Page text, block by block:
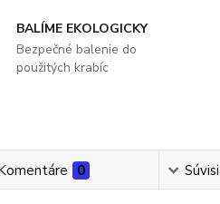
BALÍME EKOLOGICKY
Bezpečné balenie do
použitých krabíc
0